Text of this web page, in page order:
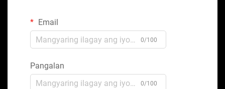
Email
0/100
Pangalan
0/100